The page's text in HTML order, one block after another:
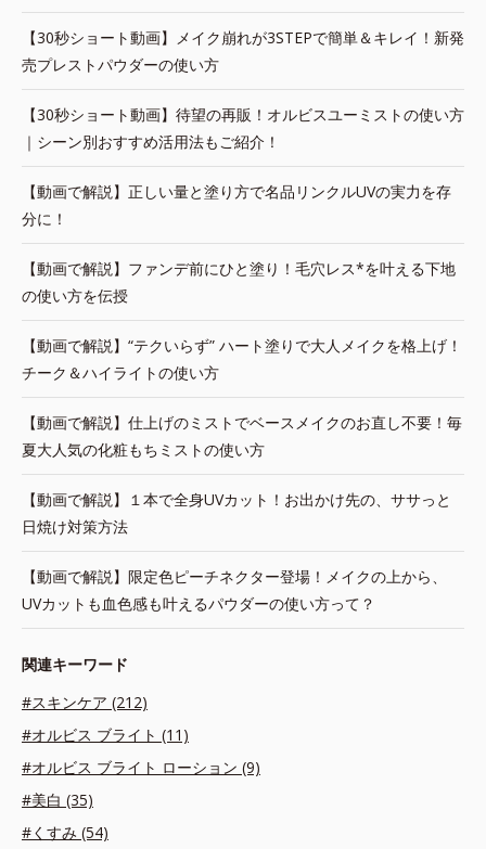
【30秒ショート動画】メイク崩れが3STEPで簡単＆キレイ！新発
売プレストパウダーの使い方
【30秒ショート動画】待望の再販！オルビスユーミストの使い方
｜シーン別おすすめ活用法もご紹介！
【動画で解説】正しい量と塗り方で名品リンクルUVの実力を存
分に！
【動画で解説】ファンデ前にひと塗り！毛穴レス*を叶える下地
の使い方を伝授
【動画で解説】“テクいらず” ハート塗りで大人メイクを格上げ！
チーク＆ハイライトの使い方
【動画で解説】仕上げのミストでベースメイクのお直し不要！毎
夏大人気の化粧もちミストの使い方
【動画で解説】１本で全身UVカット！お出かけ先の、ササっと
日焼け対策方法
【動画で解説】限定色ピーチネクター登場！メイクの上から、
UVカットも血色感も叶えるパウダーの使い方って？
関連キーワード
#スキンケア (212)
#オルビス ブライト (11)
#オルビス ブライト ローション (9)
#美白 (35)
#くすみ (54)